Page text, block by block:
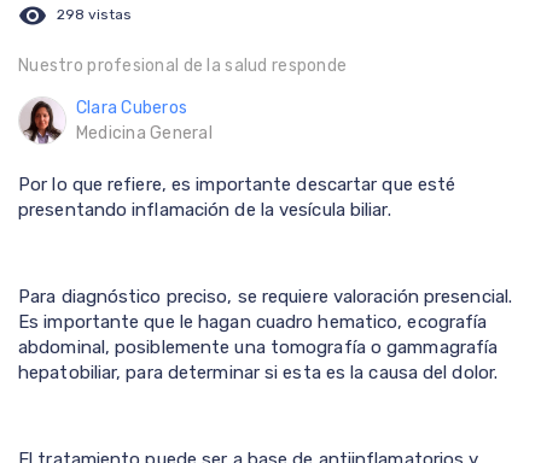
visibility 298 vistas
Nuestro profesional de la salud responde
Clara Cuberos
Medicina General
Por lo que refiere, es importante descartar que esté
presentando inflamación de la vesícula biliar.
Para diagnóstico preciso, se requiere valoración presencial.
Es importante que le hagan cuadro hematico, ecografía
abdominal, posiblemente una tomografía o gammagrafía
hepatobiliar, para determinar si esta es la causa del dolor.